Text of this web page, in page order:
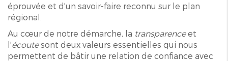
éprouvée et d'un savoir-faire reconnu sur le plan
régional.
Au cœur de notre démarche, la transparenceet
l'écoutesont deux valeurs essentielles qui nous
permettent de bâtir une relation de confiance avec